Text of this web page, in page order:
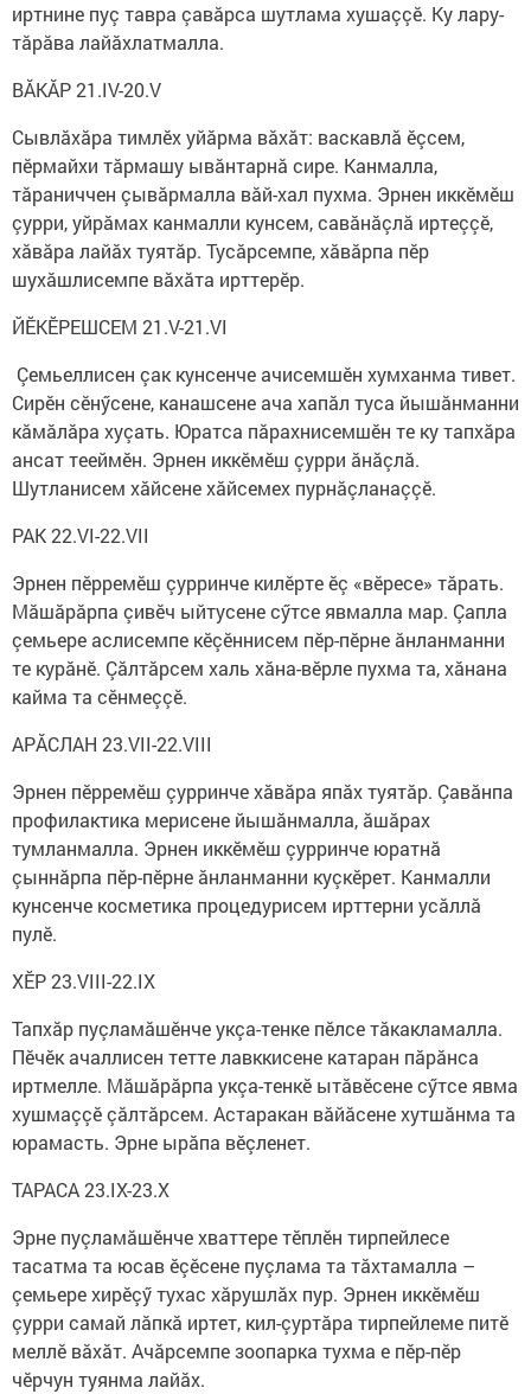
иртнине пуç тавра çавăрса шутлама хушаççӗ. Ку лару-
тăрăва лайăхлатмалла.
ВĂКĂР 21.IV-20.V
Сывлăхăра тимлӗх уйăрма вăхăт: васкавлă ӗçсем,
пӗрмайхи тăрмашу ывăнтарнă сире. Канмалла,
тăраниччен çывăрмалла вăй-хал пухма. Эрнен иккӗмӗш
çурри, уйрăмах канмалли кунсем, савăнăçлă иртеççӗ,
хăвăра лайăх туятăр. Тусăрсемпе, хăвăрпа пӗр
шухăшлисемпе вăхăта ирттерӗр.
ЙӖКӖРЕШСЕМ 21.V-21.VI
Çемьеллисен çак кунсенче ачисемшӗн хумханма тивет.
Сирӗн сӗнӳсене, канашсене ача хапăл туса йышăнманни
кăмăлăра хуçать. Юратса пăрахнисемшӗн те ку тапхăра
ансат тееймӗн. Эрнен иккӗмӗш çурри ăнăçлă.
Шутланисем хăйсене хăйсемех пурнăçланаççӗ.
РАК 22.VI-22.VII
Эрнен пӗрремӗш çурринче килӗрте ӗç «вӗресе» тăрать.
Мăшăрăрпа çивӗч ыйтусене сӳтсе явмалла мар. Çапла
çемьере аслисемпе кӗçӗннисем пӗр-пӗрне ăнланманни
те курăнӗ. Çăлтăрсем халь хăна-вӗрле пухма та, хăнана
кайма та сӗнмеççӗ.
АРĂСЛАН 23.VII-22.VIII
Эрнен пӗрремӗш çурринче хăвăра япăх туятăр. Çавăнпа
профилактика мерисене йышăнмалла, ăшăрах
тумланмалла. Эрнен иккӗмӗш çурринче юратнă
çыннăрпа пӗр-пӗрне ăнланманни куçкӗрет. Канмалли
кунсенче косметика процедурисем ирттерни усăллă
пулӗ.
ХӖР 23.VIII-22.IX
Тапхăр пуçламăшӗнче укçа-тенке пӗлсе тăкакламалла.
Пӗчӗк ачаллисен тетте лавккисене катаран пăрăнса
иртмелле. Мăшăрăрпа укçа-тенкӗ ытăвӗсене сӳтсе явма
хушмаççӗ çăлтăрсем. Астаракан вăйăсене хутшăнма та
юрамасть. Эрне ырăпа вӗçленет.
ТАРАСА 23.IX-23.X
Эрне пуçламăшӗнче хваттере тӗплӗн тирпейлесе
тасатма та юсав ӗçӗсене пуçлама та тăхтамалла –
çемьере хирӗçӳ тухас хăрушлăх пур. Эрнен иккӗмӗш
çурри самай лăпкă иртет, кил-çуртăра тирпейлеме питӗ
меллӗ вăхăт. Ачăрсемпе зоопарка тухма е пӗр-пӗр
чӗрчун туянма лайăх.